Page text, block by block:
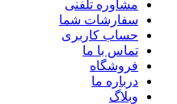
مشاوره تلفنی
سفارشات شما
حساب کاربری
تماس با ما
فروشگاه
درباره ما
وبلاگ